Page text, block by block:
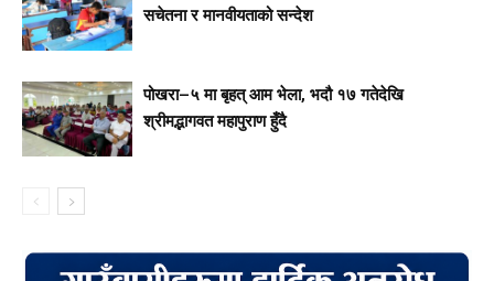
सचेतना र मानवीयताको सन्देश
पोखरा–५ मा बृहत् आम भेला, भदौ १७ गतेदेखि
श्रीमद्भागवत महापुराण हुँदै